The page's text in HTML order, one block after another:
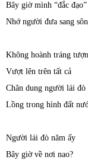
Bây giờ mình “đắc đạo”
Nhớ người đưa sang
Không hoành tráng
Vượt lên trên tất cả
Chân dung người lái đò
Lồng trong hình đất
Người lái đò năm ấy
Bây giờ về nơi nao?